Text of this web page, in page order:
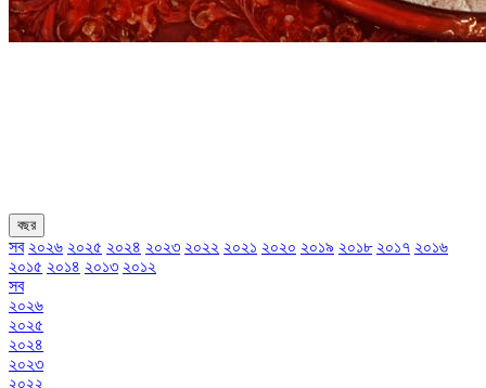
বছর
সব ২০২৬ ২০২৫ ২০২৪ ২০২৩ ২০২২ ২০২১ ২০২০ ২০১৯ ২০১৮ ২০১৭ ২০১৬
২০১৫ ২০১৪ ২০১৩ ২০১২
সব
২০২৬
২০২৫
২০২৪
২০২৩
২০২২